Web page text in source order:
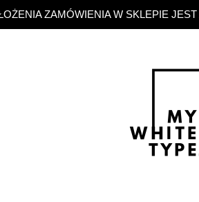
ZAMÓWIENIA W SKLEPIE